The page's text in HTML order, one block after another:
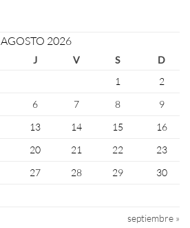
AGOSTO 2026
J V S
D
1
2
6 7 8
9
13 14 15
16
20 21 22
23
27 28 29
30
septiembre »